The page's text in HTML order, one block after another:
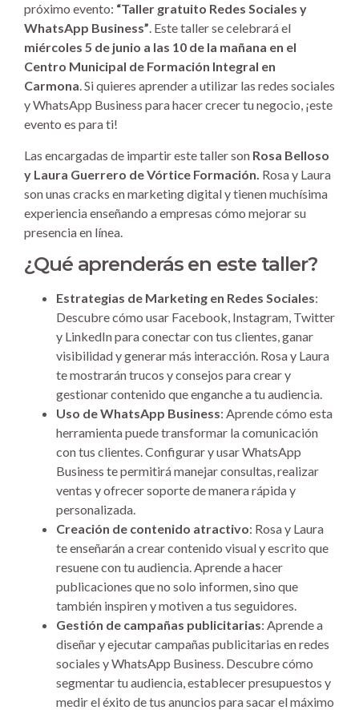
próximo evento: “Taller gratuito Redes Sociales y
WhatsApp Business”. Este taller se celebrará el
miércoles 5 de junio a las 10 de la mañana en el
Centro Municipal de Formación Integral en
Carmona. Si quieres aprender a utilizar las redes sociales
y WhatsApp Business para hacer crecer tu negocio, ¡este
evento es para ti!
Las encargadas de impartir este taller son Rosa Belloso
y Laura Guerrero de Vórtice Formación. Rosa y Laura
son unas cracks en marketing digital y tienen muchísima
experiencia enseñando a empresas cómo mejorar su
presencia en línea.
¿Qué aprenderás en este taller?
Estrategias de Marketing en Redes Sociales:
Descubre cómo usar Facebook, Instagram, Twitter
y LinkedIn para conectar con tus clientes, ganar
visibilidad y generar más interacción. Rosa y Laura
te mostrarán trucos y consejos para crear y
gestionar contenido que enganche a tu audiencia.
Uso de WhatsApp Business: Aprende cómo esta
herramienta puede transformar la comunicación
con tus clientes. Configurar y usar WhatsApp
Business te permitirá manejar consultas, realizar
ventas y ofrecer soporte de manera rápida y
personalizada.
Creación de contenido atractivo: Rosa y Laura
te enseñarán a crear contenido visual y escrito que
resuene con tu audiencia. Aprende a hacer
publicaciones que no solo informen, sino que
también inspiren y motiven a tus seguidores.
Gestión de campañas publicitarias: Aprende a
diseñar y ejecutar campañas publicitarias en redes
sociales y WhatsApp Business. Descubre cómo
segmentar tu audiencia, establecer presupuestos y
medir el éxito de tus anuncios para sacar el máximo